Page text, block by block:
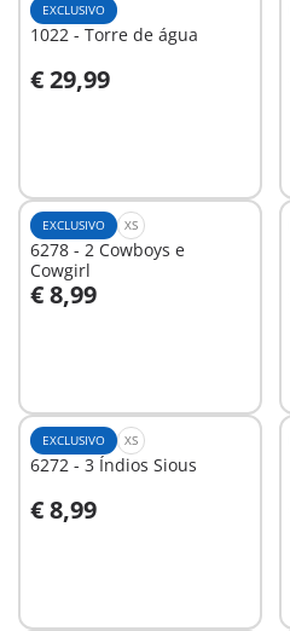
EXCLUSIVO
1022 - Torre de água
€ 29,99
Ao carrinho
EXCLUSIVO XS
6278 - 2 Cowboys e
Cowgirl
€ 8,99
Ao carrinho
EXCLUSIVO XS
6272 - 3 Índios Sious
€ 8,99
Ao carrinho